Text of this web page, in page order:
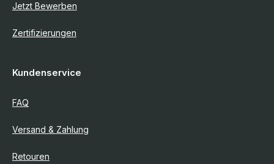
Jetzt Bewerben
Zertifizierungen
Kundenservice
FAQ
Versand & Zahlung
Retouren